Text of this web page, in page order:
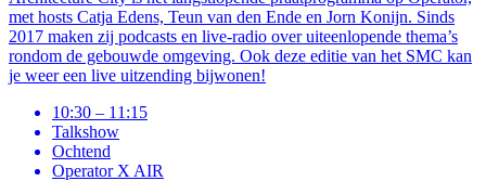
met hosts Catja Edens, Teun van den Ende en Jorn Konijn. Sinds
2017 maken zij podcasts en live-radio over uiteenlopende thema’s
rondom de gebouwde omgeving. Ook deze editie van het SMC kan
je weer een live uitzending bijwonen!
10:30 – 11:15
Talkshow
Ochtend
Operator X AIR